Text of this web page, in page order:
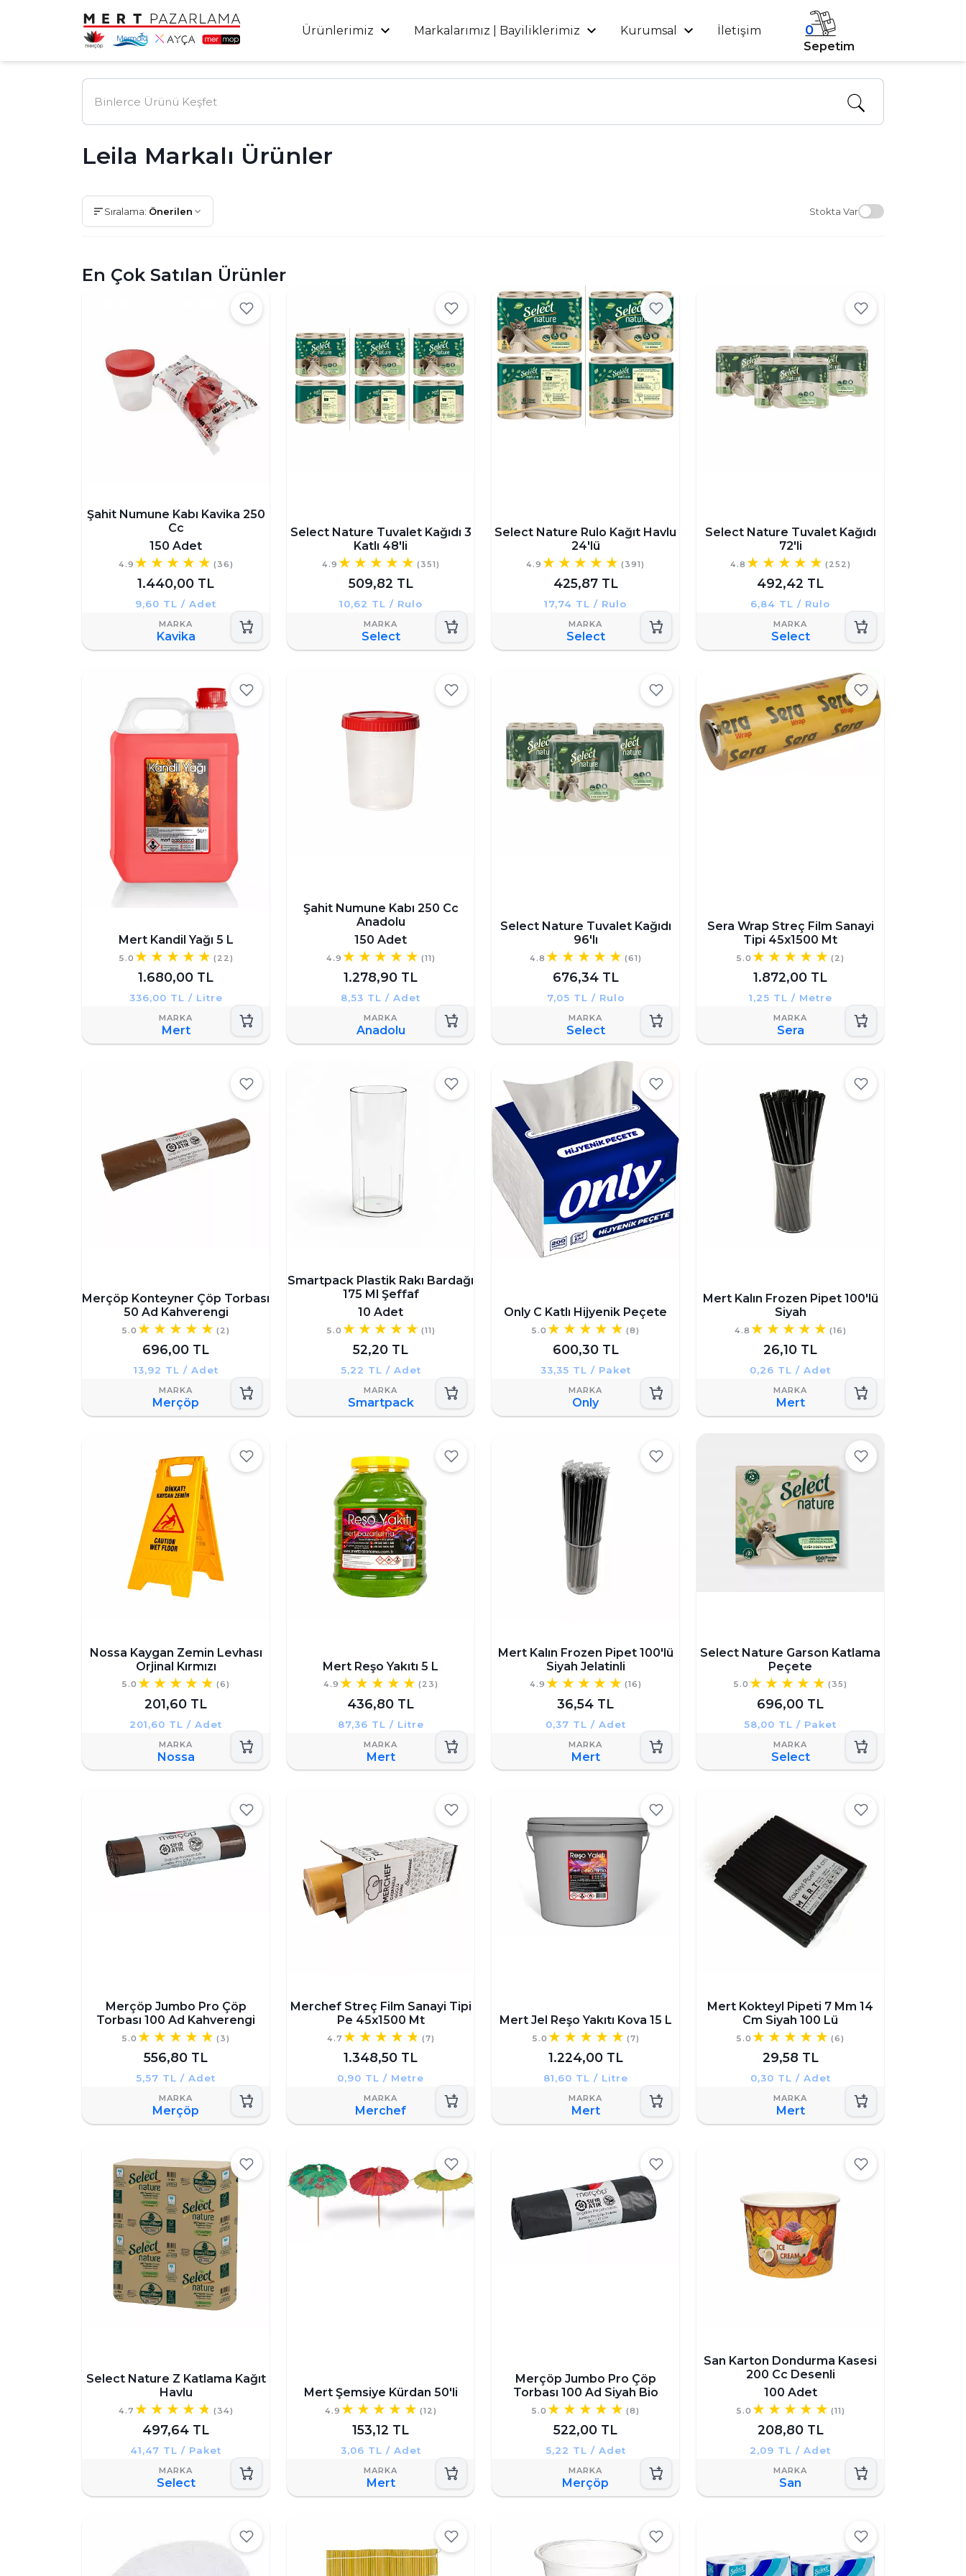
Ürünlerimiz Markalarımız | Bayiliklerimiz Kurumsal İletişim 0
Sepetim
Leila Markalı Ürünler
Sıralama: Önerilen Stokta Var
En Çok Satılan Ürünler
Şahit Numune Kabı Kavika 250
Cc
150 Adet
4.9 (36)
1.440,00 TL
9,60 TL / Adet
Kavika
Select Nature Tuvalet Kağıdı 3
Katlı 48'li
4.9 (351)
509,82 TL
10,62 TL / Rulo
Select
Select Nature Rulo Kağıt Havlu
24'lü
4.9 (391)
425,87 TL
17,74 TL / Rulo
Select
Select Nature Tuvalet Kağıdı
72'li
4.8 (252)
492,42 TL
6,84 TL / Rulo
Select
Mert Kandil Yağı 5 L
5.0 (22)
1.680,00 TL
336,00 TL / Litre
Mert
Şahit Numune Kabı 250 Cc
Anadolu
150 Adet
4.9 (11)
1.278,90 TL
8,53 TL / Adet
Anadolu
Select Nature Tuvalet Kağıdı
96'lı
4.8 (61)
676,34 TL
7,05 TL / Rulo
Select
Sera Wrap Streç Film Sanayi
Tipi 45x1500 Mt
5.0 (2)
1.872,00 TL
1,25 TL / Metre
Sera
Merçöp Konteyner Çöp Torbası
50 Ad Kahverengi
5.0 (2)
696,00 TL
13,92 TL / Adet
Merçöp
Smartpack Plastik Rakı Bardağı
175 Ml Şeffaf
10 Adet
5.0 (11)
52,20 TL
5,22 TL / Adet
Smartpack
Only C Katlı Hijyenik Peçete
5.0 (8)
600,30 TL
33,35 TL / Paket
Only
Mert Kalın Frozen Pipet 100'lü
Siyah
4.8 (16)
26,10 TL
0,26 TL / Adet
Mert
Nossa Kaygan Zemin Levhası
Orjinal Kırmızı
5.0 (6)
201,60 TL
201,60 TL / Adet
Nossa
Mert Reşo Yakıtı 5 L
4.9 (23)
436,80 TL
87,36 TL / Litre
Mert
Mert Kalın Frozen Pipet 100'lü
Siyah Jelatinli
4.9 (16)
36,54 TL
0,37 TL / Adet
Mert
Select Nature Garson Katlama
Peçete
5.0 (35)
696,00 TL
58,00 TL / Paket
Select
Merçöp Jumbo Pro Çöp
Torbası 100 Ad Kahverengi
5.0 (3)
556,80 TL
5,57 TL / Adet
Merçöp
Merchef Streç Film Sanayi Tipi
Pe 45x1500 Mt
4.7 (7)
1.348,50 TL
0,90 TL / Metre
Merchef
Mert Jel Reşo Yakıtı Kova 15 L
5.0 (7)
1.224,00 TL
81,60 TL / Litre
Mert
Mert Kokteyl Pipeti 7 Mm 14
Cm Siyah 100 Lü
5.0 (6)
29,58 TL
0,30 TL / Adet
Mert
Select Nature Z Katlama Kağıt
Havlu
4.7 (34)
497,64 TL
41,47 TL / Paket
Select
Mert Şemsiye Kürdan 50'li
4.9 (12)
153,12 TL
3,06 TL / Adet
Mert
Merçöp Jumbo Pro Çöp
Torbası 100 Ad Siyah Bio
5.0 (8)
522,00 TL
5,22 TL / Adet
Merçöp
San Karton Dondurma Kasesi
200 Cc Desenli
100 Adet
5.0 (11)
208,80 TL
2,09 TL / Adet
San